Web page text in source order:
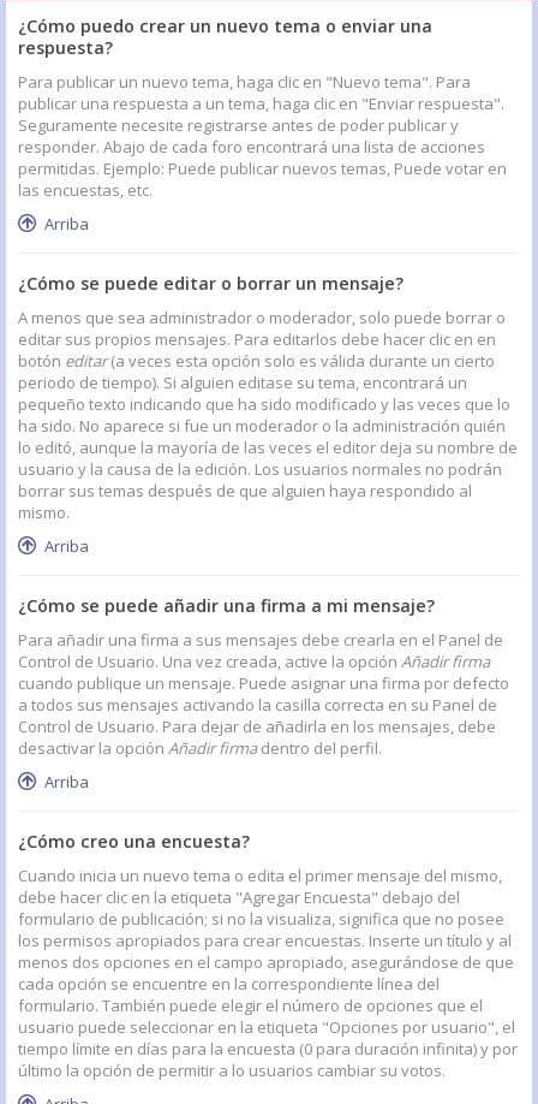
¿Cómo puedo crear un nuevo tema o enviar una
respuesta?
Para publicar un nuevo tema, haga clic en "Nuevo tema". Para
publicar una respuesta a un tema, haga clic en "Enviar respuesta".
Seguramente necesite registrarse antes de poder publicar y
responder. Abajo de cada foro encontrará una lista de acciones
permitidas. Ejemplo: Puede publicar nuevos temas, Puede votar en
las encuestas, etc.
Arriba
¿Cómo se puede editar o borrar un mensaje?
A menos que sea administrador o moderador, solo puede borrar o
editar sus propios mensajes. Para editarlos debe hacer clic en en
botón editar(a veces esta opción solo es válida durante un cierto
periodo de tiempo). Si alguien editase su tema, encontrará un
pequeño texto indicando que ha sido modificado y las veces que lo
ha sido. No aparece si fue un moderador o la administración quién
lo editó, aunque la mayoría de las veces el editor deja su nombre de
usuario y la causa de la edición. Los usuarios normales no podrán
borrar sus temas después de que alguien haya respondido al
mismo.
Arriba
¿Cómo se puede añadir una firma a mi mensaje?
Para añadir una firma a sus mensajes debe crearla en el Panel de
Control de Usuario. Una vez creada, active la opción Añadir firma
cuando publique un mensaje. Puede asignar una firma por defecto
a todos sus mensajes activando la casilla correcta en su Panel de
Control de Usuario. Para dejar de añadirla en los mensajes, debe
desactivar la opción Añadir firmadentro del perfil.
Arriba
¿Cómo creo una encuesta?
Cuando inicia un nuevo tema o edita el primer mensaje del mismo,
debe hacer clic en la etiqueta "Agregar Encuesta" debajo del
formulario de publicación; si no la visualiza, significa que no posee
los permisos apropiados para crear encuestas. Inserte un título y al
menos dos opciones en el campo apropiado, asegurándose de que
cada opción se encuentre en la correspondiente línea del
formulario. También puede elegir el número de opciones que el
usuario puede seleccionar en la etiqueta "Opciones por usuario", el
tiempo límite en días para la encuesta (0 para duración infinita) y por
último la opción de permitir a lo usuarios cambiar su votos.